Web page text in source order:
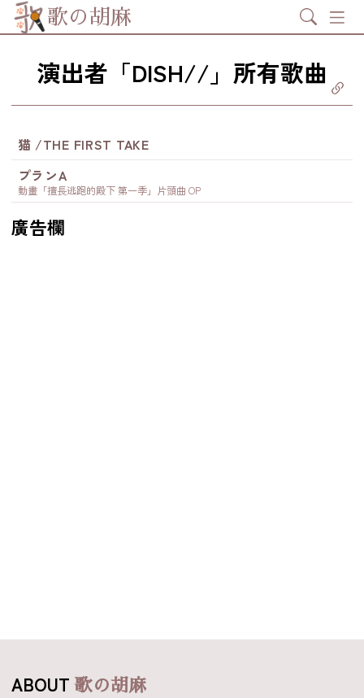
歌の胡麻 Search
演出者「DISH//」所有歌曲
鏈結猫 /THE FIRST TAKE
プランA
動畫「擅長逃跑的殿下 第一季」片頭曲 OP
廣告欄
ABOUT歌の胡麻